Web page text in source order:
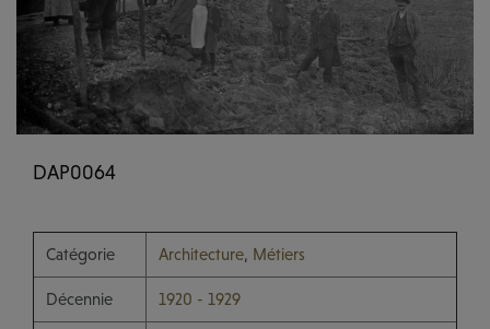
DAP0064
Catégorie Architecture, Métiers
Décennie 1920 - 1929